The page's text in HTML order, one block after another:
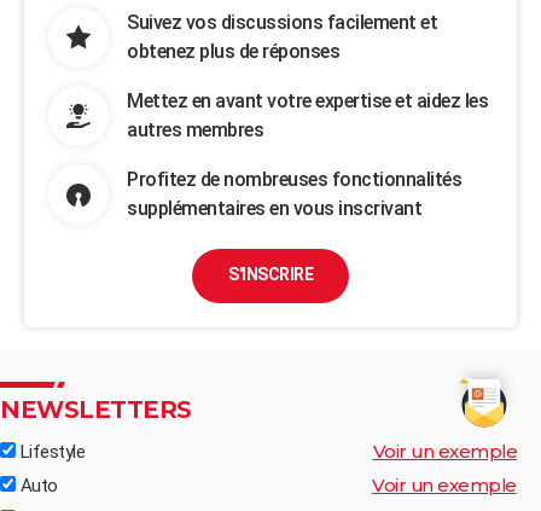
Suivez vos discussions facilement et
obtenez plus de réponses
Mettez en avant votre expertise et aidez les
autres membres
Profitez de nombreuses fonctionnalités
supplémentaires en vous inscrivant
S'INSCRIRE
NEWSLETTERS
Lifestyle Voir un exemple
Auto Voir un exemple